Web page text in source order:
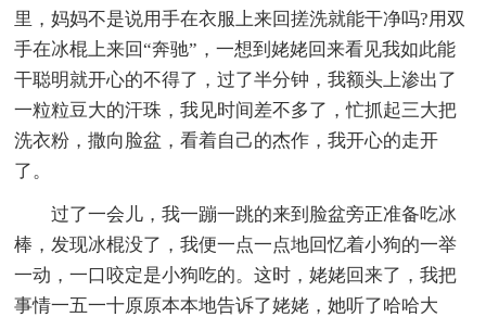
里，妈妈不是说用手在衣服上来回搓洗就能干净吗?用双
手在冰棍上来回“奔驰”，一想到姥姥回来看见我如此能
干聪明就开心的不得了，过了半分钟，我额头上渗出了
一粒粒豆大的汗珠，我见时间差不多了，忙抓起三大把
洗衣粉，撒向脸盆，看着自己的杰作，我开心的走开
了。
过了一会儿，我一蹦一跳的来到脸盆旁正准备吃冰
棒，发现冰棍没了，我便一点一点地回忆着小狗的一举
一动，一口咬定是小狗吃的。这时，姥姥回来了，我把
事情一五一十原原本本地告诉了姥姥，她听了哈哈大